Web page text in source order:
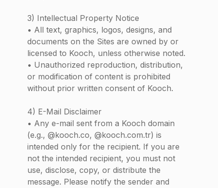
3) Intellectual Property Notice
• All text, graphics, logos, designs, and
documents on the Sites are owned by or
licensed to Kooch, unless otherwise noted.
• Unauthorized reproduction, distribution,
or modification of content is prohibited
without prior written consent of Kooch.
4) E-Mail Disclaimer
• Any e-mail sent from a Kooch domain
(e.g., @kooch.co, @kooch.com.tr) is
intended only for the recipient. If you are
not the intended recipient, you must not
use, disclose, copy, or distribute the
message. Please notify the sender and